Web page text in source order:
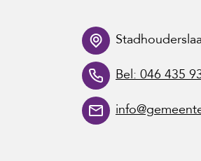
Bel: 046 435